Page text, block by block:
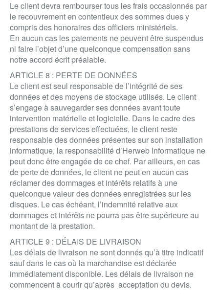
Le client devra rembourser tous les frais occasionnés par
le recouvrement en contentieux des sommes dues y
compris des honoraires des officiers ministériels.
En aucun cas les paiements ne peuvent être suspendus
ni faire l’objet d’une quelconque compensation sans
notre accord écrit préalable.
ARTICLE 8 : PERTE DE DONNÉES
Le client est seul responsable de l’intégrité de ses
données et des moyens de stockage utilisés. Le client
s’engage à sauvegarder ses données avant toute
intervention matérielle et logicielle. Dans le cadre des
prestations de services effectuées, le client reste
responsable des données présentes sur son installation
informatique, la responsabilité d’Herweb Informatique ne
peut donc être engagée de ce chef. Par ailleurs, en cas
de perte de données, le client ne peut en aucun cas
réclamer des dommages et intérêts relatifs à une
quelconque valeur des données enregistrées sur les
disques. Le cas échéant, l’indemnité relative aux
dommages et intérêts ne pourra pas être supérieure au
montant de la prestation.
ARTICLE 9 : DÉLAIS DE LIVRAISON
Les délais de livraison ne sont donnés qu’à titre indicatif
sauf dans le cas où la marchandise est déclarée
immédiatement disponible. Les délais de livraison ne
commencent à courir qu’après acceptation du devis.